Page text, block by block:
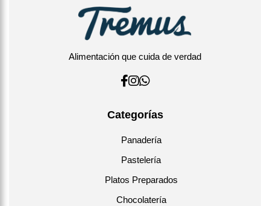
Alimentación que cuida de verdad
Categorías
Panadería
Pastelería
Platos Preparados
Chocolatería